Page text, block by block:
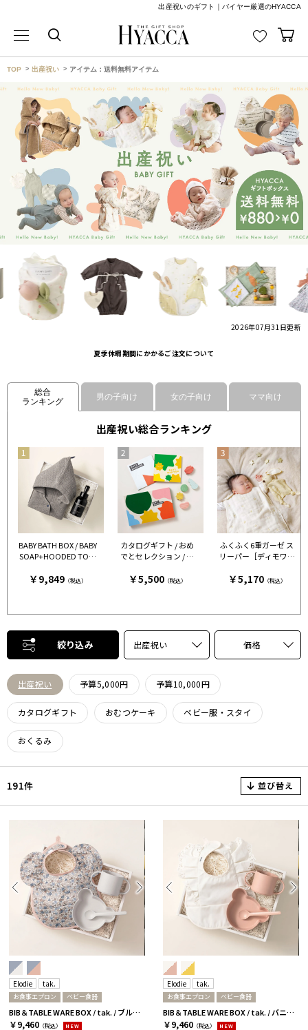
出産祝いのギフト｜バイヤー厳選のHYACCA
TOP 出産祝い アイテム：送料無料アイテム
2026年07月31日更新
夏季休暇期間にかかるご注文について
総合
ランキング
男の子向け 女の子向け ママ向け
出産祝い総合ランキング
BABY BATH BOX / BABY
SOAP+HOODED TOW
￥9,849（税込）
カタログギフト / おめ
でとセレクション / ギ
ことこ
￥5,500（税込）
ふくふく6重ガーゼ ス
リーパー［ディモワ］
￥5,170（税込）
絞り込み 出産祝い 価格
出産祝い 予算5,000円 予算10,000円
カタログギフト おむつケーキ ベビー服・スタイ
おくるみ
191件 並び替え
Elodie tak.
お食事エプロン ベビー食器
BIB＆TABLE WARE BOX / tak. / ブルーガーデン＆ホワイト
￥9,460 （税込） NEW
Elodie tak.
お食事エプロン ベビー食器
BIB＆TABLE WARE BOX / tak. / バニラホワイト＆ピンク
￥9,460 （税込） NEW